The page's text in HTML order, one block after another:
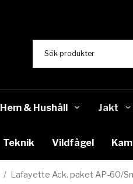
Hem & Hushåll Jakt
Teknik Vildfågel
/ Lafayette Ack. paket AP-60/